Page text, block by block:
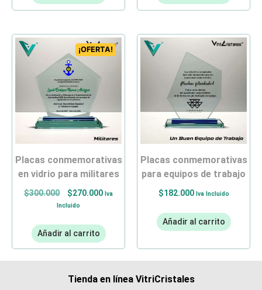
¡OFERTA!
placas conmemorativas
en vidrio para militares
$300.000 $270.000 Iva
Incluido
Añadir al carrito
placas conmemorativas
para equipos de trabajo
$182.000 Iva Incluido
Añadir al carrito
Tienda en línea VitriCristales